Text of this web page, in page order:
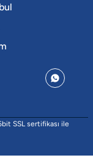
SSL sertifikası ile